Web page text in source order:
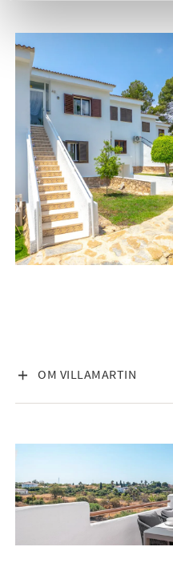
OM VILLAMARTIN
VISA INNEHÅLL